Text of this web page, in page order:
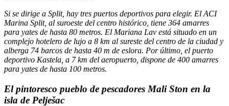
Si se dirige a Split, hay tres puertos deportivos para elegir. El ACI
Marina Split, al suroeste del centro histórico, tiene 364 amarres
para yates de hasta 80 metros. El Mariana Lav está situado en un
complejo hotelero de lujo a 8 km al sureste del centro de la ciudad y
alberga 74 barcos de hasta 40 m de eslora. Por último, el puerto
deportivo Kastela, a 7 km del aeropuerto, dispone de 400 amarres
para yates de hasta 100 metros.
El pintoresco pueblo de pescadores Mali Ston en la
isla de Pelješac